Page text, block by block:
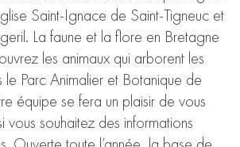
Saint-Ignace de Saint-Tigneuc et
La faune et la flore en Bretagne
les animaux qui arborent les
le Parc Animalier et Botanique de
équipe se fera un plaisir de vous
vous souhaitez des informations